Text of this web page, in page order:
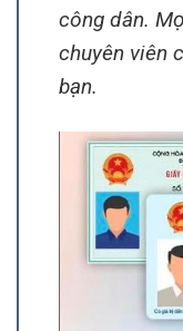
công dân.
chuyên viên
bạn.